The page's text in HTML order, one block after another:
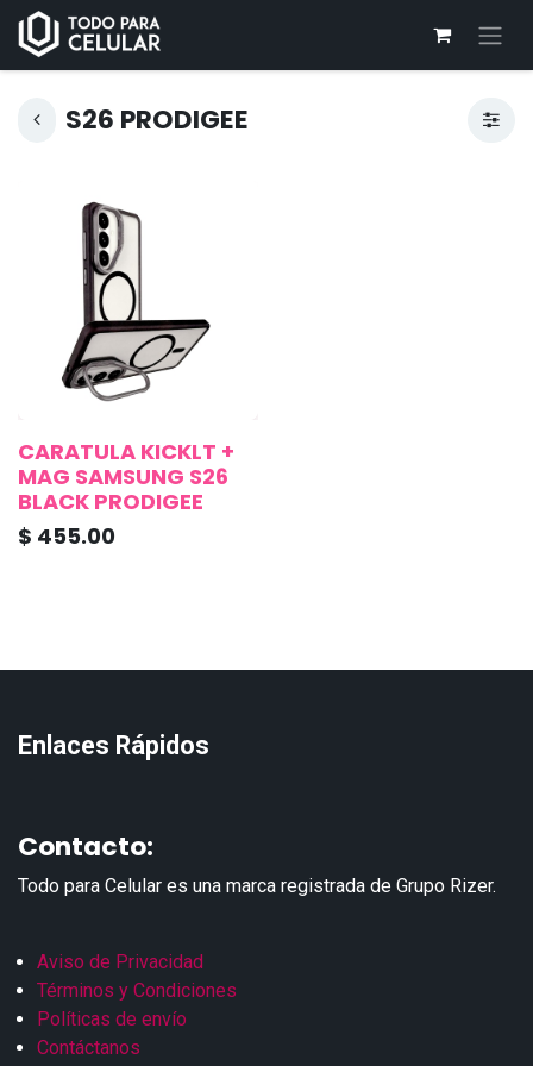
S26 PRODIGEE
CARATULA KICKLT +
MAG SAMSUNG S26
BLACK PRODIGEE
$ 455.00
Enlaces Rápidos
Contacto:
Todo para Celular es una marca registrada de Grupo Rizer.
Aviso de Privacidad
Términos y Condiciones
Políticas de envío
Contáctanos